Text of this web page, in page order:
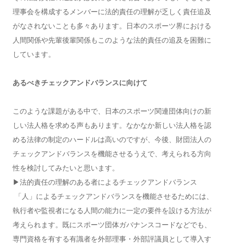
理事会を構成するメンバーに法的責任の理解が乏しく責任追及
がなされないことも多々あります。日本のスポーツ界における
人間関係や先輩後輩関係もこのような法的責任の追及を困難に
しています。
あるべきチェックアンドバランスに向けて
このような課題がある中で、日本のスポーツ関連団体向けの新
しい法人格を求める声もあります。なかなか新しい法人格を認
める法律の制定のハードルは高いのですが、今後、財団法人の
チェックアンドバランスを機能させるうえで、考えられる方向
性を検討してみたいと思います。
▶︎法的責任の理解のある者によるチェックアンドバランス
「人」によるチェックアンドバランスを機能させるためには、
執行者や監視者になる人間の能力に一定の要件を設ける方法が
考えられます。既にスポーツ団体ガバナンスコードなどでも、
専門資格を有する有識者を外部理事・外部評議員として導入す